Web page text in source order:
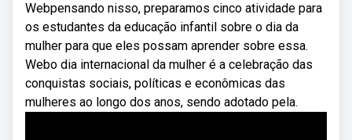
Webpensando nisso, preparamos cinco atividade para
os estudantes da educação infantil sobre o dia da
mulher para que eles possam aprender sobre essa.
Webo dia internacional da mulher é a celebração das
conquistas sociais, políticas e econômicas das
mulheres ao longo dos anos, sendo adotado pela.